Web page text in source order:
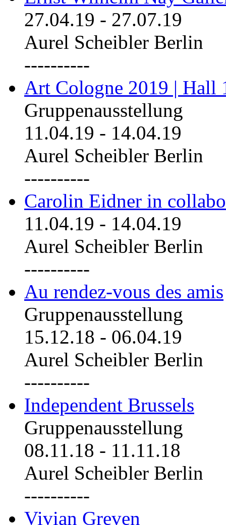
27.04.19 - 27.07.19
Aurel Scheibler Berlin
----------
Art Cologne 2019 | Hall
Gruppenausstellung
11.04.19 - 14.04.19
Aurel Scheibler Berlin
----------
Carolin Eidner in
11.04.19 - 14.04.19
Aurel Scheibler Berlin
----------
Au rendez-vous des amis
Gruppenausstellung
15.12.18 - 06.04.19
Aurel Scheibler Berlin
----------
Independent Brussels
Gruppenausstellung
08.11.18 - 11.11.18
Aurel Scheibler Berlin
----------
Vivian Greven